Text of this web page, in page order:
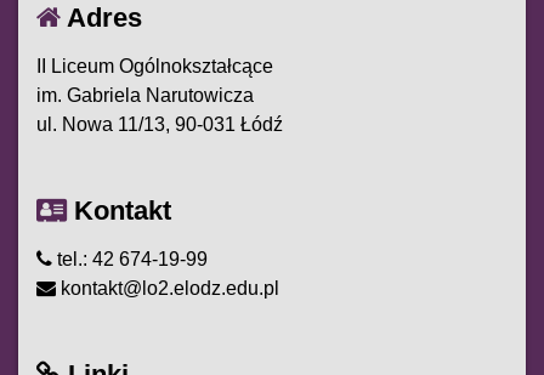
Adres
II Liceum Ogólnokształcące
im. Gabriela Narutowicza
ul. Nowa 11/13, 90-031 Łódź
Kontakt
tel.: 42 674-19-99
kontakt@lo2.elodz.edu.pl